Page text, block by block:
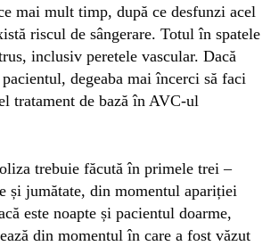
mai mult timp, după ce desfunzi acel
riscul de sângerare. Totul în spatele
inclusiv peretele vascular. Dacă
degeaba mai încerci să faci
tratament de bază în AVC-ul
trebuie făcută în primele trei –
și jumătate, din momentul apariției
este noapte și pacientul doarme,
din momentul în care a fost văzut